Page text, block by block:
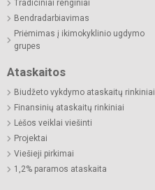
Tradiciniai renginiai
Bendradarbiavimas
Priėmimas į ikimokyklinio ugdymo
grupes
Ataskaitos
Biudžeto vykdymo ataskaitų rinkiniai
Finansinių ataskaitų rinkiniai
Lėšos veiklai viešinti
Projektai
Viešieji pirkimai
1,2% paramos ataskaita